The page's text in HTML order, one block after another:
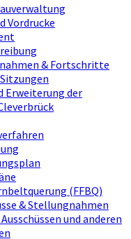
Vordrucke
& Fortschritte
Erweiterung der
(FFBQ)
& Stellungnahmen
und anderen